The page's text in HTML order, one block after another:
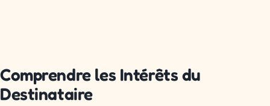
Comprendre les Intérêts du
Destinataire